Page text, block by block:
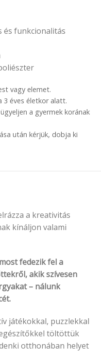
és funkcionalitás
vagy elemet.
3 éves életkor alatt.
a gyermek korának
után kérjük, dobja ki
a kreativitás
kínáljon valami
fedezik fel a
akik szívesen
– nálunk
játékokkal, puzzlekkal
töltöttük
otthonában helyet